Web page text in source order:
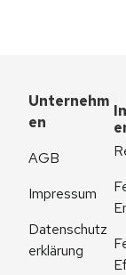
Unternehm
en
AGB
Impressum
Datenschutz
erklärung